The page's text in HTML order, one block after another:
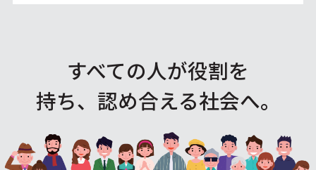
すべての人が役割を
持ち、認め合える社会へ。